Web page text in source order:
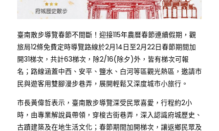
臺南散步導覽春節不間斷！迎接115年農曆春節連續假期，觀
旅局12條免費定時導覽路線於2月14日至2月22日春節期間加
開31梯次，共計63梯次，除2/16(除夕)外，皆有梯次可報
名；路線涵蓋中西、安平、鹽水、白河等區觀光熱區，邀請市
民與遊客用雙腳漫步巷弄，展開輕鬆又深度城市小旅行。
市長黃偉哲表示，臺南散步導覽深受民眾喜愛，行程約2小
時，由專業解說員帶領，穿梭古街巷弄，深入認識府城歷史、
古蹟建築及在地生活文化；春節期間加開梯次，讓返鄉民眾及